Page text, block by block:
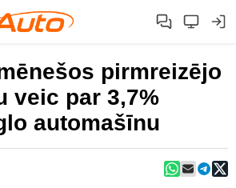
pirmreizējo
veic par 3,7%
automašīnu